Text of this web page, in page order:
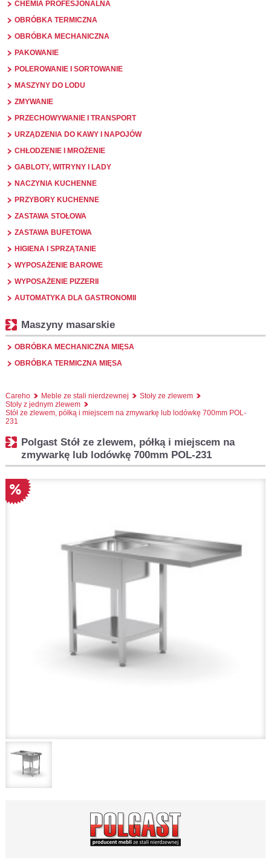
CHEMIA PROFESJONALNA
OBRÓBKA TERMICZNA
OBRÓBKA MECHANICZNA
PAKOWANIE
POLEROWANIE I SORTOWANIE
MASZYNY DO LODU
ZMYWANIE
PRZECHOWYWANIE I TRANSPORT
URZĄDZENIA DO KAWY I NAPOJÓW
CHŁODZENIE I MROŻENIE
GABLOTY, WITRYNY I LADY
NACZYNIA KUCHENNE
PRZYBORY KUCHENNE
ZASTAWA STOŁOWA
ZASTAWA BUFETOWA
HIGIENA I SPRZĄTANIE
WYPOSAŻENIE BAROWE
WYPOSAŻENIE PIZZERII
AUTOMATYKA DLA GASTRONOMII
Maszyny masarskie
OBRÓBKA MECHANICZNA MIĘSA
OBRÓBKA TERMICZNA MIĘSA
Careho Meble ze stali nierdzewnej
Stoły ze zlewem
Stoły z jednym zlewem
Stół ze zlewem, półką i miejscem na zmywarkę lub lodówkę 700mm POL-
231
Polgast Stół ze zlewem, półką i miejscem na
zmywarkę lub lodówkę 700mm POL-231